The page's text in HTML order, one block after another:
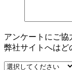
アンケートにご協
弊社サイトへはど